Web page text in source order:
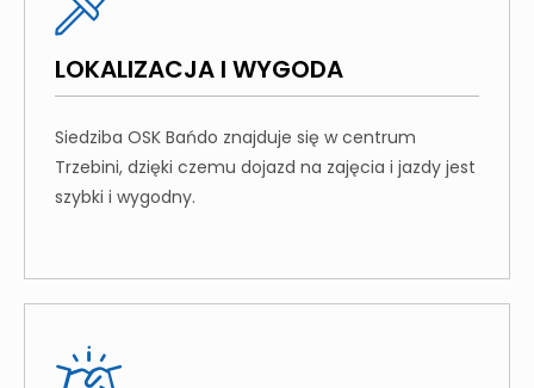
LOKALIZACJA I WYGODA
Siedziba OSK Bańdo znajduje się w centrum
Trzebini, dzięki czemu dojazd na zajęcia i jazdy jest
szybki i wygodny.